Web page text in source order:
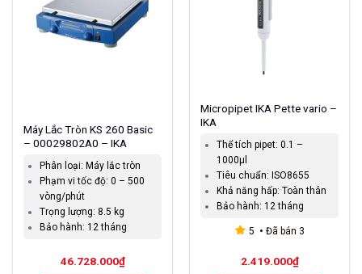
Máy Lắc Tròn KS 260 Basic
– 00029802A0 – IKA
Phân loại: Máy lắc tròn
Phạm vi tốc độ: 0 – 500
vòng/phút
Trọng lượng: 8.5 kg
Bảo hành: 12 tháng
46.728.000₫
Micropipet IKA Pette vario –
IKA
Thể tích pipet: 0.1 –
1000μl
Tiêu chuẩn: ISO8655
Khả năng hấp: Toàn thân
Bảo hành: 12 tháng
5 Đã bán 3
2.419.000₫